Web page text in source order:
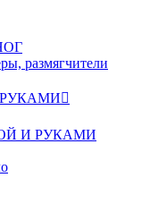
размягчители
И РУКАМИ